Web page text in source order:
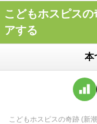
こどもホスピス
アする
本
こどもホスピスの奇跡 (新